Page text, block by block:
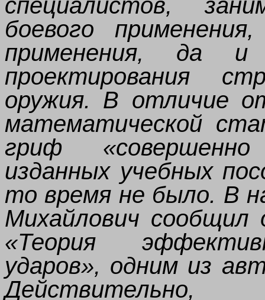
специалистов,
боевого
применения, да и
проектирования
оружия. В отличие
математической
гриф
изданных учебных
то время не было. В
Михайлович сообщил
«Теория
ударов», одним из
Действительно,